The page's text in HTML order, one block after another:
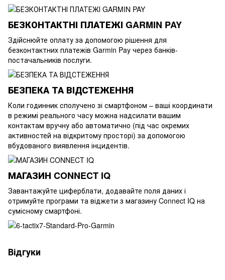
БЕЗКОНТАКТНІ ПЛАТЕЖІ GARMIN PAY
Здійснюйте оплату за допомогою рішення для
безконтактних платежів Garmin Pay через банків-
постачальників послуги.
БЕЗПЕКА ТА ВІДСТЕЖЕННЯ
Коли годинник сполучено зі смартфоном – ваші координати
в режимі реального часу можна надсилати вашим
контактам вручну або автоматично (під час окремих
активностей на відкритому просторі) за допомогою
вбудованого виявлення інцидентів.
МАГАЗИН CONNECT IQ
Завантажуйте циферблати, додавайте поля даних і
отримуйте програми та віджети з магазину Connect IQ на
сумісному смартфоні.
Відгуки